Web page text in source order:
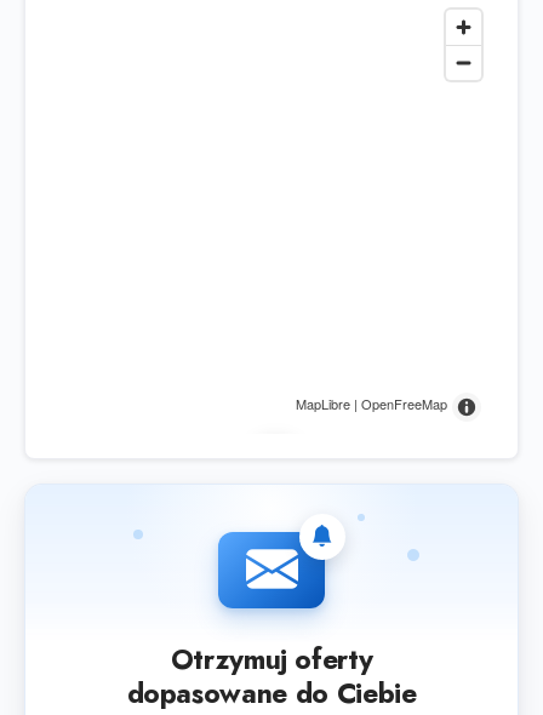
MapLibre | OpenFreeMap
Otrzymuj oferty
dopasowane do Ciebie